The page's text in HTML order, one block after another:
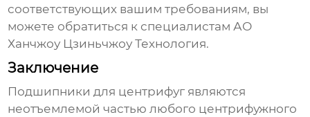
соответствующих вашим требованиям, вы
можете обратиться к специалистамАО
Ханчжоу Цзиньчжоу Технология.
Заключение
Подшипники для центрифуг являются
неотъемлемой частью любого центрифужного